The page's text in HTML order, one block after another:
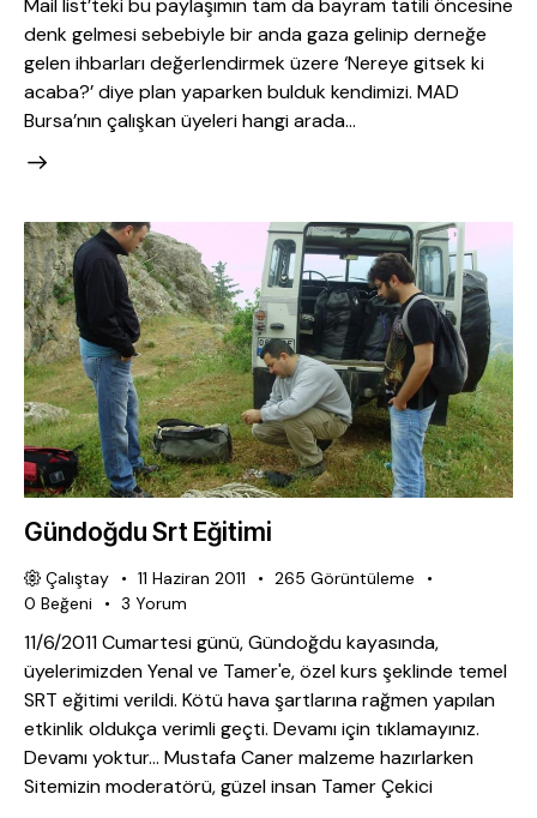
Mail list’teki bu paylaşımın tam da bayram tatili öncesine
denk gelmesi sebebiyle bir anda gaza gelinip derneğe
gelen ihbarları değerlendirmek üzere ‘Nereye gitsek ki
acaba?’ diye plan yaparken bulduk kendimizi. MAD
Bursa’nın çalışkan üyeleri hangi arada…
Gündoğdu Srt Eğitimi
Çalıştay 11 Haziran 2011 265 Görüntüleme
0 Beğeni 3 Yorum
11/6/2011 Cumartesi günü, Gündoğdu kayasında,
üyelerimizden Yenal ve Tamer'e, özel kurs şeklinde temel
SRT eğitimi verildi. Kötü hava şartlarına rağmen yapılan
etkinlik oldukça verimli geçti. Devamı için tıklamayınız.
Devamı yoktur... Mustafa Caner malzeme hazırlarken
Sitemizin moderatörü, güzel insan Tamer Çekici